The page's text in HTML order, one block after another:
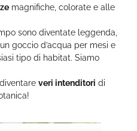
magnifiche, colorate e alle
sono diventate leggenda,
goccio d’acqua per mesi e
tipo di habitat. Siamo
veri intenditori di